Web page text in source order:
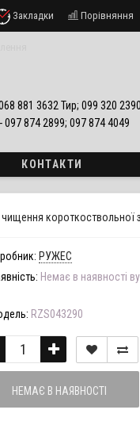
Закладки Порівняння
881 3632 Тир; 099 320
097 874 2899; 097 874 4049
КОНТАКТИ
короткоствольної
РУЖЕС
Немає в наявності
RZS043290
НЕМАЄ В НАЯВНОСТІ